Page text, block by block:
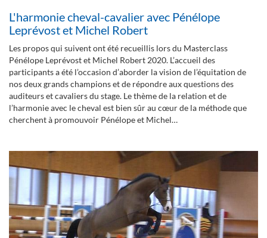
L'harmonie cheval-cavalier avec Pénélope
Leprévost et Michel Robert
Les propos qui suivent ont été recueillis lors du Masterclass
Pénélope Leprévost et Michel Robert 2020. L’accueil des
participants a été l’occasion d’aborder la vision de l’équitation de
nos deux grands champions et de répondre aux questions des
auditeurs et cavaliers du stage. Le thème de la relation et de
l’harmonie avec le cheval est bien sûr au cœur de la méthode que
cherchent à promouvoir Pénélope et Michel…